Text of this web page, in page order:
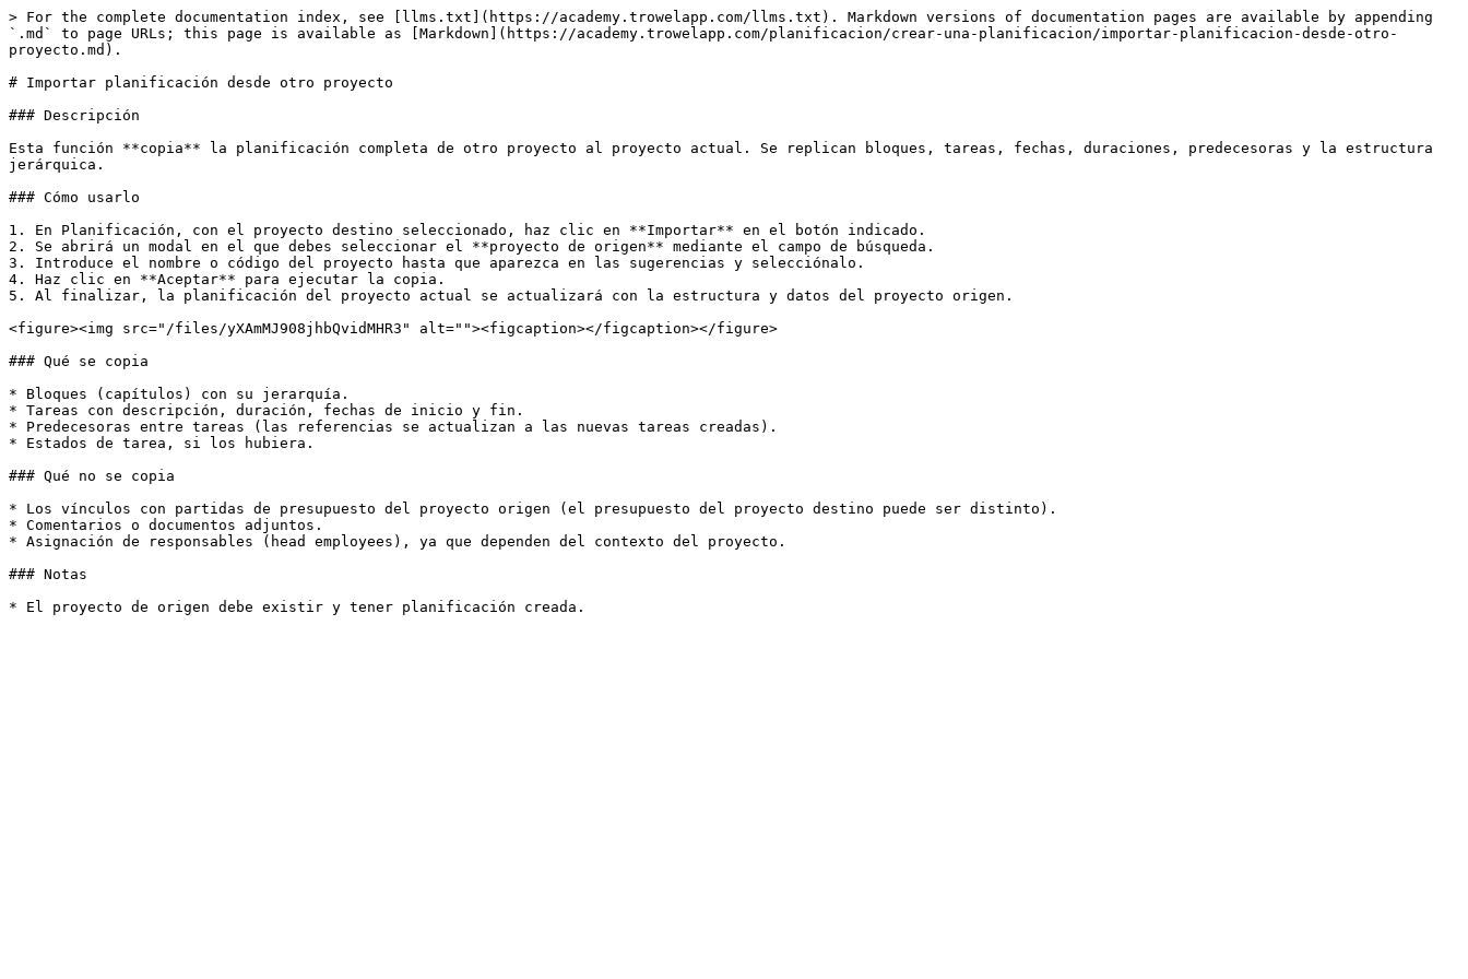
> For the complete documentation index, see [llms.txt](https://academy.trowelapp.com/llms.txt). Markdown versions of documentation pages are available by appending
`.md` to page URLs; this page is available as [Markdown](https://academy.trowelapp.com/planificacion/crear-una-planificacion/importar-planificacion-desde-otro-
proyecto.md).
# Importar planificación desde otro proyecto
### Descripción
Esta función **copia** la planificación completa de otro proyecto al proyecto actual. Se replican bloques, tareas, fechas, duraciones, predecesoras y la estructura
jerárquica.
### Cómo usarlo
1. En Planificación, con el proyecto destino seleccionado, haz clic en **Importar** en el botón indicado.
2. Se abrirá un modal en el que debes seleccionar el **proyecto de origen** mediante el campo de búsqueda.
3. Introduce el nombre o código del proyecto hasta que aparezca en las sugerencias y selecciónalo.
4. Haz clic en **Aceptar** para ejecutar la copia.
5. Al finalizar, la planificación del proyecto actual se actualizará con la estructura y datos del proyecto origen.
<figure><img src="/files/yXAmMJ908jhbQvidMHR3" alt=""><figcaption></figcaption></figure>
### Qué se copia
* Bloques (capítulos) con su jerarquía.
* Tareas con descripción, duración, fechas de inicio y fin.
* Predecesoras entre tareas (las referencias se actualizan a las nuevas tareas creadas).
* Estados de tarea, si los hubiera.
### Qué no se copia
* Los vínculos con partidas de presupuesto del proyecto origen (el presupuesto del proyecto destino puede ser distinto).
* Comentarios o documentos adjuntos.
* Asignación de responsables (head employees), ya que dependen del contexto del proyecto.
### Notas